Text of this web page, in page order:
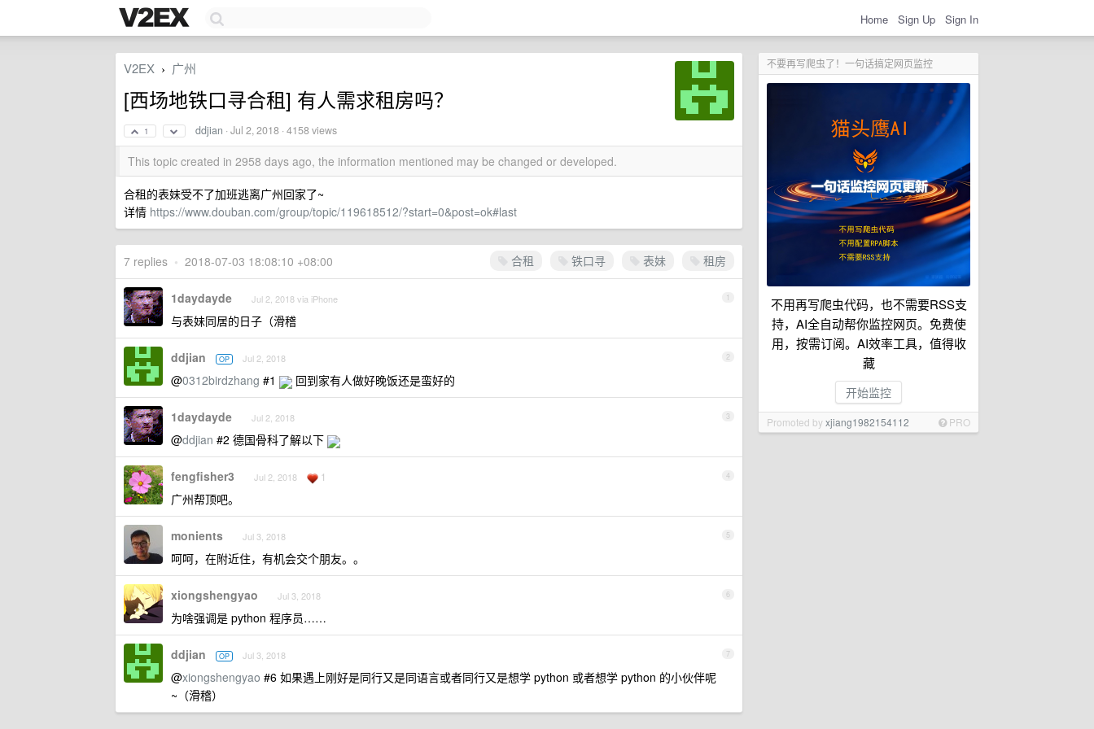
Home Sign Up Sign In
不要再写爬虫了！一句话搞定网页监控
不用再写爬虫代码，也不需要RSS支
持，AI全自动帮你监控网页。免费使
用，按需订阅。AI效率工具，值得收
藏
开始监控
Promoted byxjiang1982154112 PRO
V2EX › 广州
[西场地铁口寻合租] 有人需求租房吗？
1 ddjian ·Jul 2, 2018 · 4158 views
This topic created in 2958 days ago, the information mentioned may be changed or developed.
合租的表妹受不了加班逃离广州回家了~
详情 https://www.douban.com/group/topic/119618512/?start=0&post=ok#last
合租 铁口寻 表妹 租房
7 replies • 2018-07-03 18:08:10 +08:00
1
1daydayde Jul 2, 2018 via iPhone
与表妹同居的日子（滑稽
2
ddjian OP Jul 2, 2018
@0312birdzhang #1 回到家有人做好晚饭还是蛮好的
3
1daydayde Jul 2, 2018
@ddjian #2 德国骨科了解以下
4
fengfisher3 Jul 2, 2018 1
广州帮顶吧。
5
monients Jul 3, 2018
呵呵，在附近住，有机会交个朋友。。
6
xiongshengyao Jul 3, 2018
为啥强调是 python 程序员……
7
ddjian OP Jul 3, 2018
@xiongshengyao #6 如果遇上刚好是同行又是同语言或者同行又是想学 python 或者想学 python 的小伙伴呢
~（滑稽）